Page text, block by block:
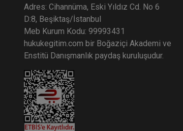
Adres: Cihannüma, Eski Yıldız Cd. No 6
D:8, Beşiktaş/İstanbul
Meb Kurum Kodu: 99993431
hukukegitim.com bir Boğaziçi Akademi ve
Enstitü Danışmanlık paydaş kuruluşudur.